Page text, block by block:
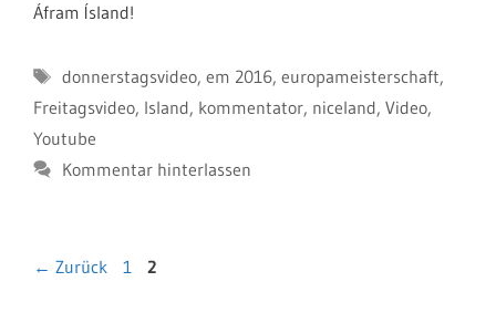
Áfram Ísland!
Schlagwörter
donnerstagsvideo, em 2016, europameisterschaft,
Freitagsvideo, Island, kommentator, niceland, Video,
Youtube
Kommentar hinterlassen
← Zurück Seite
1 Seite
2